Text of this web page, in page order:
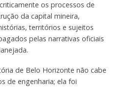
os processos de
da capital mineira,
territórios e sujeitos
pelas narrativas oficiais
de Belo Horizonte não cabe
de engenharia; ela foi